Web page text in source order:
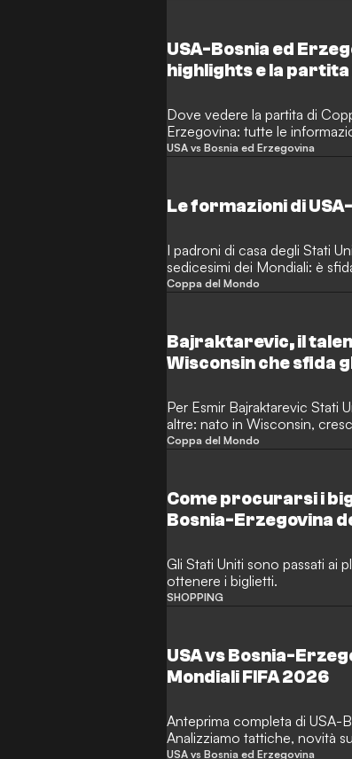
USA-Bosnia ed
highlights e la
Dove vedere la partita di
Erzegovina: tutte le
streaming, l'orario del fischio
USA vs Bosnia ed Erzegovina
Le formazioni di
I padroni di casa degli Stati
sedicesimi dei Mondiali: è
Coppa del Mondo
Bajraktarevic, il
Wisconsin che sfida
Per Esmir Bajraktarevic Stati
altre: nato in Wisconsin,
Nazionale a stelle e strisce
Coppa del Mondo
Come procurarsi i
Bosnia-Erzegovina
Gli Stati Uniti sono passati ai
ottenere i biglietti.
SHOPPING
USA vs Bosnia-
Mondiali FIFA 2026
Anteprima completa di USA-
Analizziamo tattiche, novità
dei sedicesimi a Santa Clara.
USA vs Bosnia ed Erzegovina